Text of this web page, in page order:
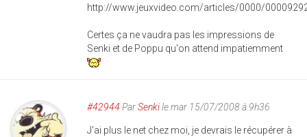
http://www.jeuxvideo.com/articles/0000/
Certes ça ne vaudra pas les impressions de
Senki et de Poppu qu'on attend impatiemment
#42944 ParSenkile mar 15/07/2008 à 9h36
J'ai plus le net chez moi, je devrais le récupérer à